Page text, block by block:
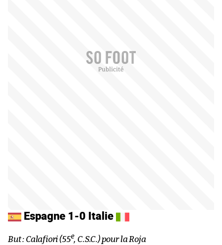
Espagne 1-0 Italie
But : Calafiori (55e, C.S.C.) pour la Roja